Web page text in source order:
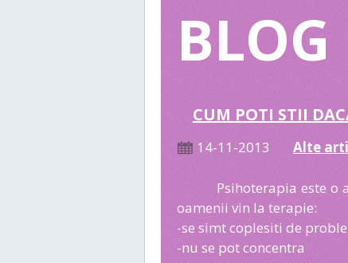
BLOG
CUM POTI STII
14-11-2013 Alte
Psihoterapia este o
oamenii vin la terapie:
-se simt coplesiti de
-nu se pot concentra